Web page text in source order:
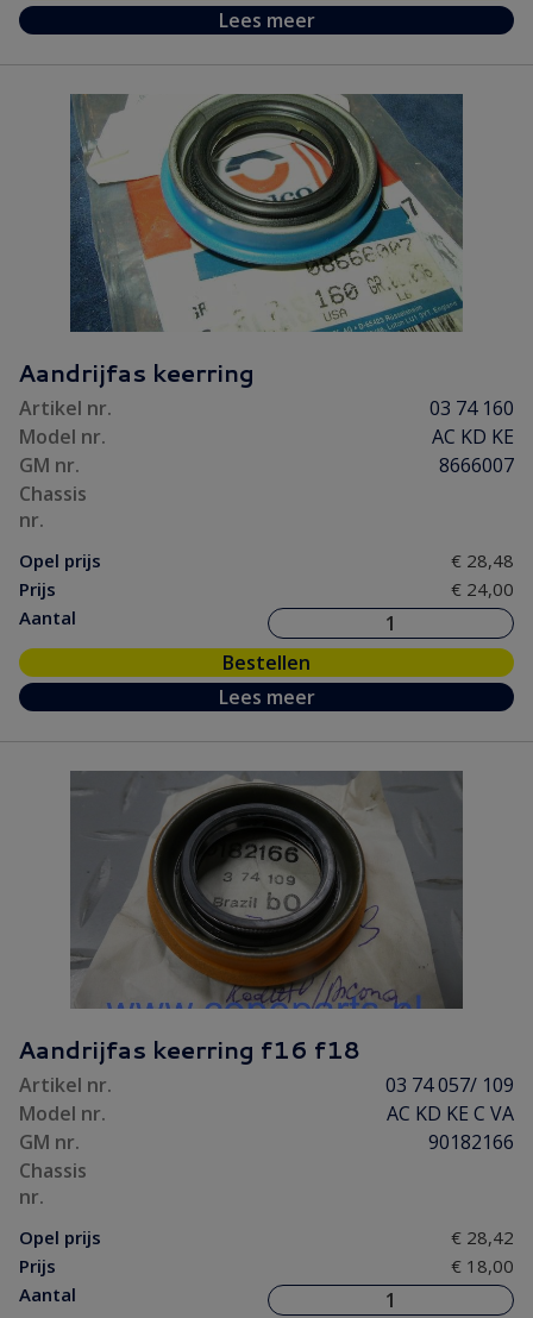
Lees meer
Aandrijfas keerring
Artikel nr.
03 74 160
Model nr.
AC KD KE
GM nr.
8666007
Chassis
nr.
Opel prijs
€ 28,48
Prijs
€ 24,00
Aantal
Bestellen
Lees meer
Aandrijfas keerring f16 f18
Artikel nr.
03 74 057/ 109
Model nr.
AC KD KE C VA
GM nr.
90182166
Chassis
nr.
Opel prijs
€ 28,42
Prijs
€ 18,00
Aantal